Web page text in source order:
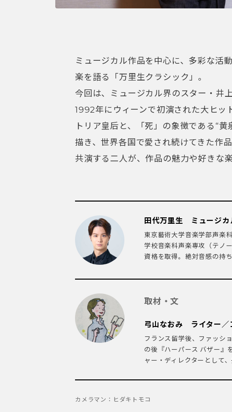
ミュージカル作品を中心に、多彩な活
楽を語る「万里生クラシック」。
今回は、ミュージカル界のスター・井
1992年にウィーンで初演された大ヒッ
トリア皇后と、「死」の象徴である“
描き、世界各国で愛され続けてきた作
共演する二人が、作品の魅力や好きな
田代万里生 ミュージカ
東京藝術大学音楽学部声楽
学校音楽科声楽専攻（テノ
資格を取得。絶対音感の持
取材・文
弓山なおみ ライター／
フランス留学後、ファッシ
の後『ハーパース バザー』
ャー・ディレクターとして、
カメラマン：ヒダキトモコ